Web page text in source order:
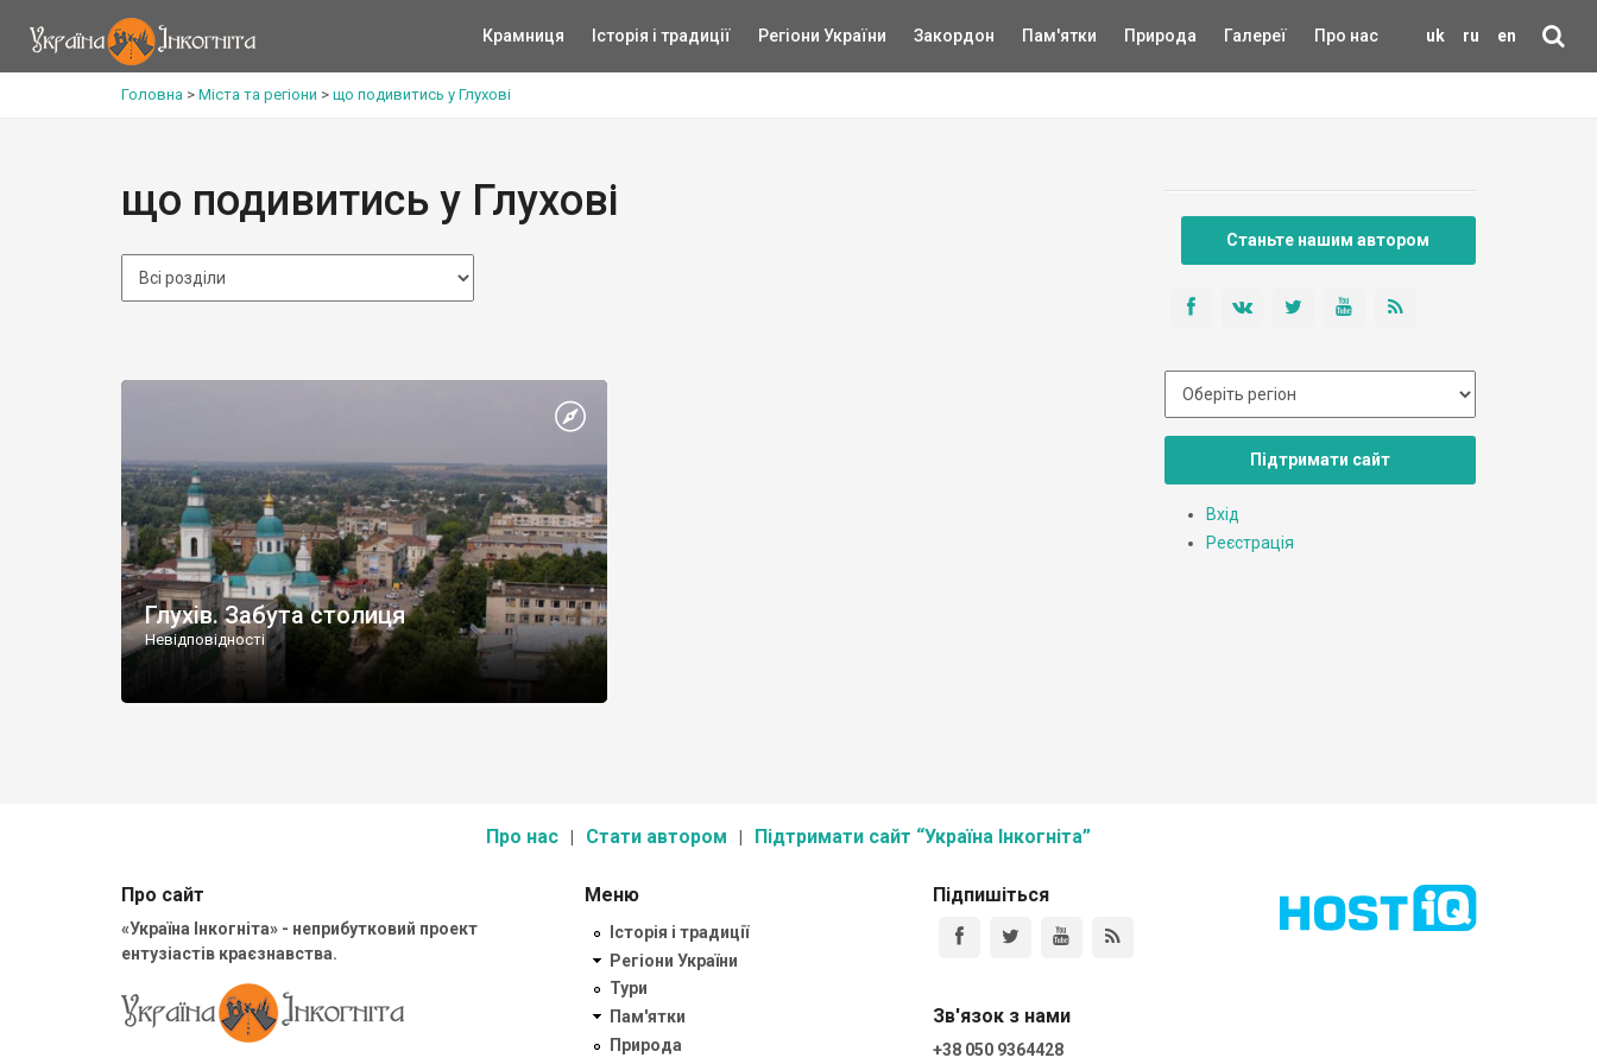
uk ru en
Крамниця Історія і традиції Регіони України Закордон Пам'ятки Природа Галереї Про нас
Головна > Міста та регіони > що подивитись у Глухові
що подивитись у Глухові
Глухів. Забута столиця
Невідповідності
Станьте нашим автором
Підтримати сайт
Вхід
Реєстрація
Про нас Стати автором Підтримати сайт “Україна Інкогніта”
Про сайт
«Україна Інкогніта» - неприбутковий проект
ентузіастів краєзнавства.
Меню
Історія і традиції
Регіони України
Тури
Пам'ятки
Природа
Підпишіться
Зв'язок з нами
+38 050 9364428